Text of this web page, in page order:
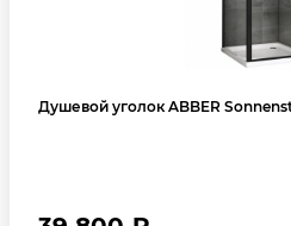
Душевой уголок ABBER